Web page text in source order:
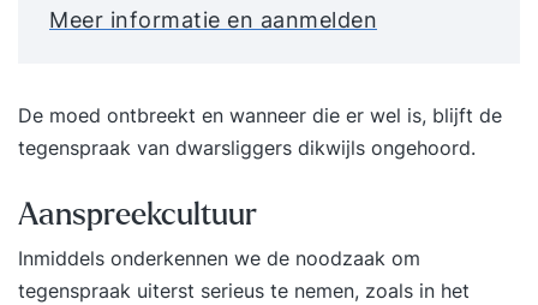
Meer informatie en aanmelden
De moed ontbreekt en wanneer die er wel is, blijft de
tegenspraak van dwarsliggers dikwijls ongehoord.
Aanspreekcultuur
Inmiddels onderkennen we de noodzaak om
tegenspraak uiterst serieus te nemen, zoals in het